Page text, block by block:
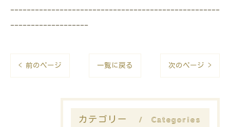
---------------------------------------------------
-------------------
< 前のページ 一覧に戻る 次のページ >
カテゴリー Categories